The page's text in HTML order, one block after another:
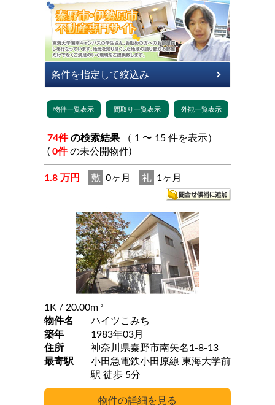
74件 の検索結果
( 0件 の未公開物件)
1.8 万円 敷 0ヶ月 礼 1ヶ月
1K / 20.00m 2
物件名
ハイツこみち
築年
1983年03月
住所
神奈川県秦野市南矢名1-8-13
最寄駅
小田急電鉄小田原線 東海大学前
駅 徒歩 5分